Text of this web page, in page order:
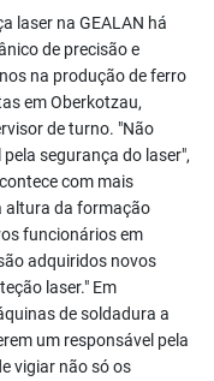
laser na GEALAN há
de precisão e
na produção de ferro
em Oberkotzau,
de turno. "Não
segurança do laser",
com mais
altura da formação
funcionários em
adquiridos novos
laser." Em
de soldadura a
um responsável pela
vigiar não só os